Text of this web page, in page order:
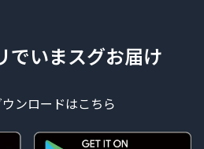
でいまスグお届け
ンロードはこちら